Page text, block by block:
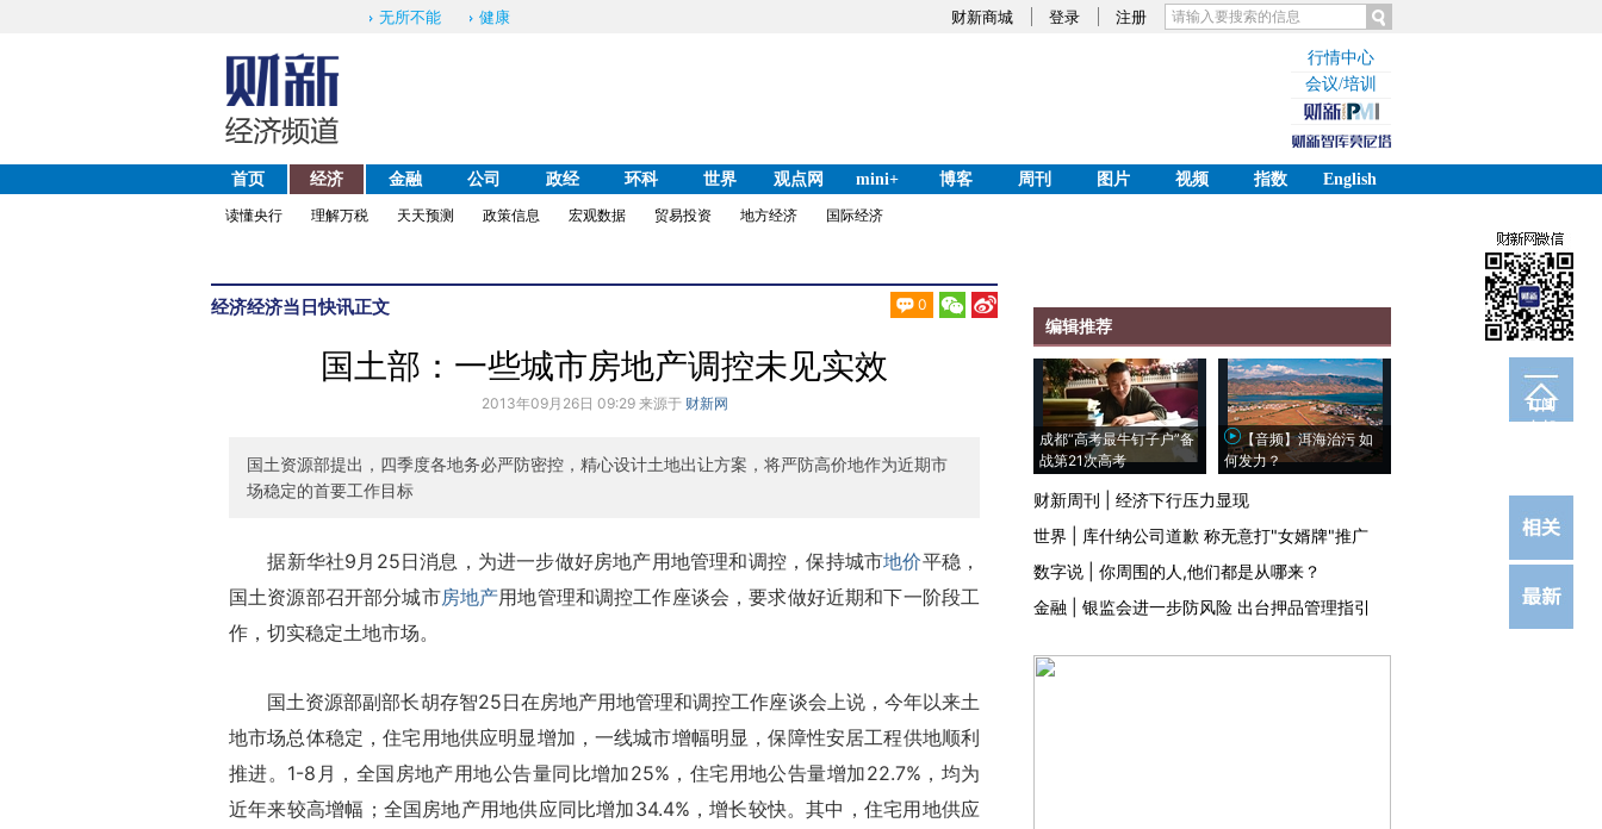
财新商城 登录 注册
无所不能 健康
行情中心
会议/培训
首页 经济 金融 公司 政经 环科 世界 观点网 mini+ 博客 周刊 图片 视频 指数
English
读懂央行
理解万税 天天预测 政策信息 宏观数据 贸易投资 地方经济 国际经济
经济经济当日快讯正文 0
订阅
电邮
国土部：一些城市房地产调控未见实效
2013年09月26日 09:29 来源于 财新网
国土资源部提出，四季度各地务必严防密控，精心设计土地出让方案，将严防高价地作为近期市
场稳定的首要工作目标
据新华社9月25日消息，为进一步做好房地产用地管理和调控，保持城市地价平稳，
国土资源部召开部分城市房地产用地管理和调控工作座谈会，要求做好近期和下一阶段工
作，切实稳定土地市场。
国土资源部副部长胡存智25日在房地产用地管理和调控工作座谈会上说，今年以来土
地市场总体稳定，住宅用地供应明显增加，一线城市增幅明显，保障性安居工程供地顺利
推进。1-8月，全国房地产用地公告量同比增加25%，住宅用地公告量增加22.7%，均为
近年来较高增幅；全国房地产用地供应同比增加34.4%，增长较快。其中，住宅用地供应
编辑推荐
成都“高考最牛钉子户”备
战第21次高考
【音频】洱海治污 如
何发力？
财新周刊
经济下行压力显现
世界
库什纳公司道歉 称无意打"女婿牌"推广
数字说
你周围的人,他们都是从哪来？
金融
银监会进一步防风险 出台押品管理指引